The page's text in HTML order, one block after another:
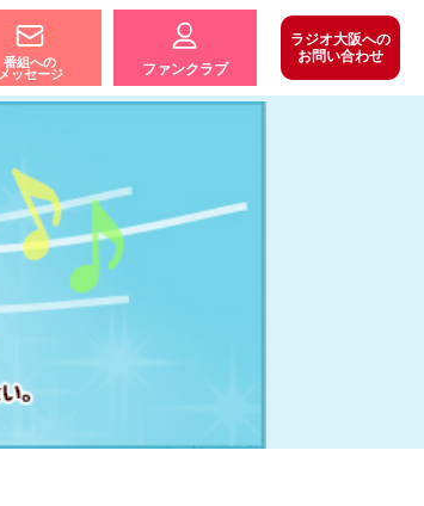
番組への
メッセージ
ファンクラブ
ラジオ大阪への
お問い合わせ